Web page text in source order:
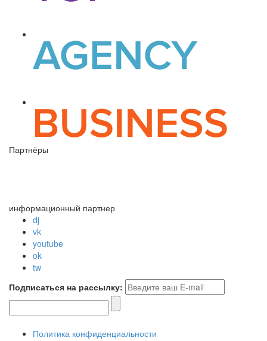
Партнёры
информационный партнер
dj
vk
youtube
ok
tw
Подписаться на рассылку:
Политика конфиденциальности